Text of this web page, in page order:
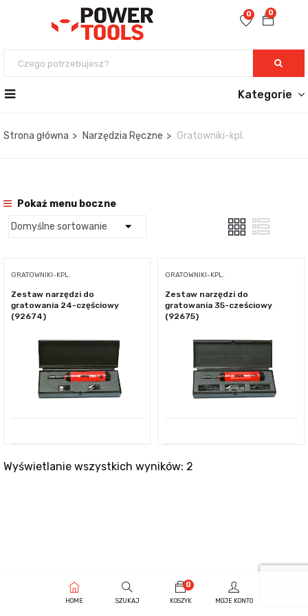
0
0
Kategorie
Strona główna Narzędzia Ręczne Gratowniki-kpl.
Pokaż menu boczne
GRATOWNIKI-KPL.
Zestaw narzędzi do
gratowania 24-częściowy
(92674)
GRATOWNIKI-KPL.
Zestaw narzędzi do
gratowania 35-cześciowy
(92675)
Wyświetlanie wszystkich wyników: 2
HOME SZUKAJ
0
KOSZYK MOJE KONTO